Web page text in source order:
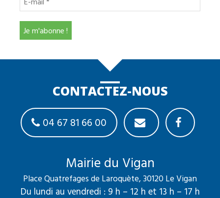
CONTACTEZ-NOUS
04 67 81 66 00
Mairie du Vigan
Place Quatrefages de Laroquète, 30120 Le Vigan
Du lundi au vendredi : 9 h – 12 h et 13 h – 17 h